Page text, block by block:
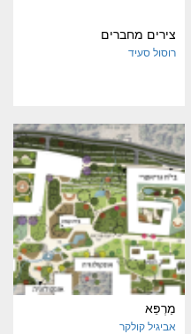
צירים מחברים
רוסול סעיד
מַרְפֵּא
אביגיל קולקר